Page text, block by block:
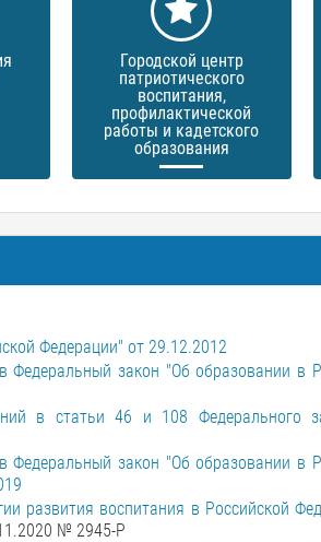
Городской центр
патриотического
воспитания,
профилактической
работы и кадетского
образования
Федерации" от 29.12.2012
закон "Об образовании в
в статьи 46 и 108 Федерального
закон "Об образовании в
развития воспитания в Российской
№ 2945-Р